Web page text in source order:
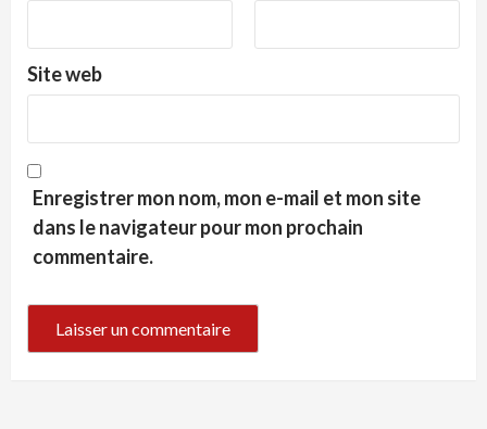
Site web
Enregistrer mon nom, mon e-mail et mon site
dans le navigateur pour mon prochain
commentaire.